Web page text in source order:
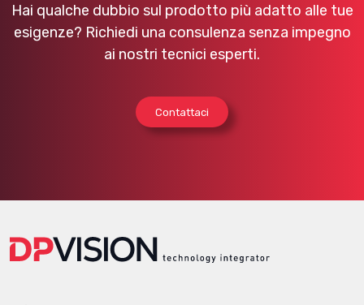
Hai qualche dubbio sul prodotto più adatto alle tue
esigenze? Richiedi una consulenza senza impegno
ai nostri tecnici esperti.
Contattaci